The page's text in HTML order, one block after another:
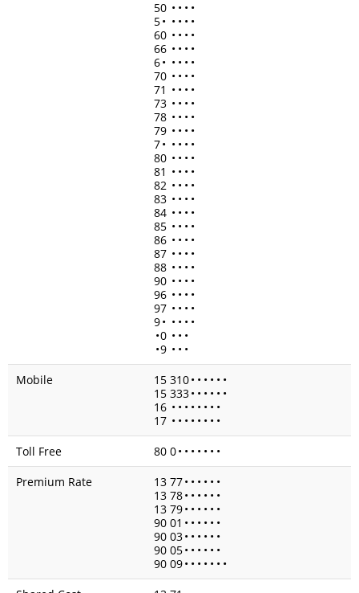
50 • • • •
5• • • • •
60 • • • •
66 • • • •
6• • • • •
70 • • • •
71 • • • •
73 • • • •
78 • • • •
79 • • • •
7• • • • •
80 • • • •
81 • • • •
82 • • • •
83 • • • •
84 • • • •
85 • • • •
86 • • • •
87 • • • •
88 • • • •
90 • • • •
96 • • • •
97 • • • •
9• • • • •
•0 • • •
•9 • • •
Mobile
15 310• • • • • •
15 333• • • • • •
16 • • • • • • • •
17 • • • • • • • •
Toll Free
80 0• • • • • • •
Premium Rate
13 77• • • • • •
13 78• • • • • •
13 79• • • • • •
90 01 • • • • • •
90 03• • • • • •
90 05• • • • • •
90 09• • • • • • •